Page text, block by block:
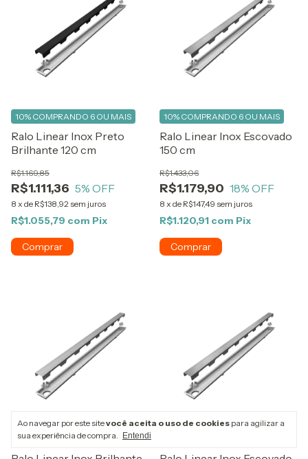
Ao navegar por este sitevocê aceita o uso de cookies para agilizar a
sua experiência de compra.
Entendi
Ralo Linear Inox Preto
Brilhante 120 cm
R$1.111,36
R$1.169,85
5% OFF
8 x de R$138,92 sem juros
10% COMPRANDO 6 OU MAIS
R$1.055,79 com Pix
Ralo Linear Inox Escovado
150 cm
R$1.179,90
R$1.433,06
18% OFF
8 x de R$147,49 sem juros
10% COMPRANDO 6 OU MAIS
R$1.120,91 com Pix
10% COMPRANDO 6 OU MAIS